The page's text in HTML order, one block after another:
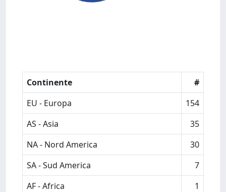
Continente
#
EU - Europa
154
AS - Asia
35
NA - Nord America
30
SA - Sud America
7
AF - Africa
1